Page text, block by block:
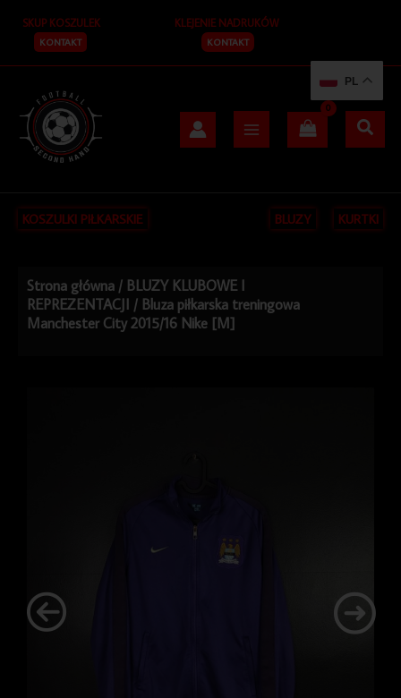
treści
SKUP KOSZULEK
KONTAKT
KLEJENIE NADRUKÓW
KONTAKT
KOSZULKI PIŁKARSKIE BLUZY KURTKI
Strona główna / BLUZY KLUBOWE I
REPREZENTACJI / Bluza piłkarska treningowa
Manchester City 2015/16 Nike [M]
PL